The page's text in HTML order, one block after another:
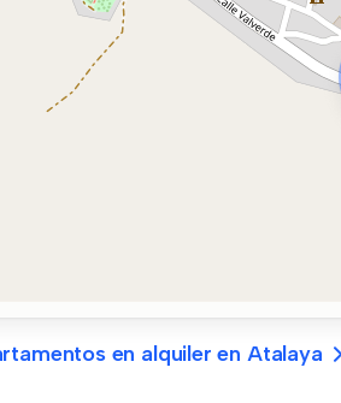
en alquiler en Atalaya